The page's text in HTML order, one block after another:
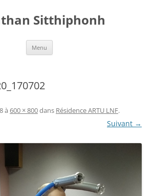
Sitthiphonh
Menu
à 600 × 800dans Résidence ARTU LNF.
Suivant →